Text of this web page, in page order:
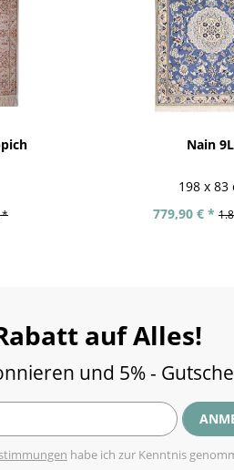
*
Nain
198 x 83
779,90 € *
auf Alles!
und 5% -
habe ich zur Kenntnis